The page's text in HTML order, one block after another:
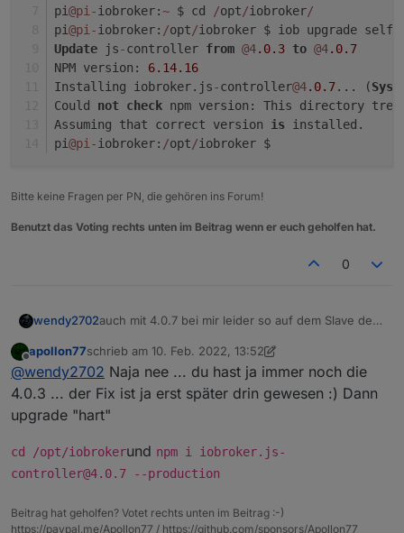
pi@pi - iobroker:~ $ cd /opt/iobroker/
pi@pi - iobroker: /opt/iobroker $ iob upgrade self
Update js-controller from @4.0.3 to @4.0.7
NPM version: 6.14.16
Installing iobroker.js-controller@4.0.7... (
Could not check npm version: This directory
Assuming that correct version is installed.
pi@pi - iobroker: /opt/iobroker $
Bitte keine Fragen per PN, die gehören ins Forum!
Benutzt das Voting rechts unten im Beitrag wenn er euch geholfen hat.
0
wendy2702auch mit 4.0.7 bei mir leider so auf dem Slave der
pi@pi-iobroker:~ $ iob upgrade self
Update js-controller from @4.0.3 to @4.0.7
NPM version: 6.14.16
Installing iobroker.js-
Could not check npm version: This
pi@pi-iobroker:~ $ cd /opt/iobroker/
pi@pi-iobroker:/opt/iobroker $ iob
NPM version: 6.14.16
Installing iobroker.js-controller@4.0.7...
Offline
apollon77schrieb am 10. Feb. 2022, 13:52
zuletzt editiert von wendy27022. Okt. 2022, 14:53
@wendy2702 Naja nee ... du hast ja immer noch die
4.0.3 ... der Fix ist ja erst später drin gewesen :) Dann
upgrade "hart"
cd /opt/iobrokerund npm i iobroker.js-
controller@4.0.7 --production
Beitrag hat geholfen? Votet rechts unten im Beitrag :-)
https://paypal.me/Apollon77 / https://github.com/sponsors/Apollon77